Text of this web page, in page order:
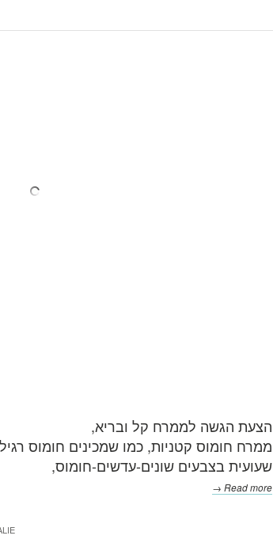
הצעת הגשה לממרח קל ובריא,
ממרח חומוס קטניות, כמו שמכינים חומוס
שעועית בצבעים שונים-עדשים-חומוס,
Read more →